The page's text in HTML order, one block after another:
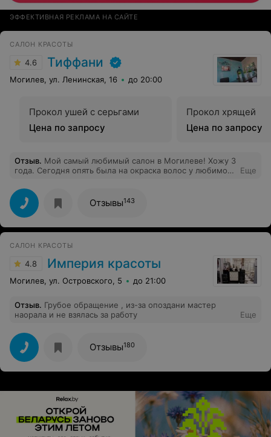
ЭФФЕКТИВНАЯ РЕКЛАМА НА САЙТЕ
САЛОН КРАСОТЫ
4.6 Тиффани
Могилев, ул. Ленинская, 16 до 20:00
Прокол ушей с серьгами
Цена по запросу
Прокол хрящей
Цена по запросу
Отзыв. Мой самый любимый салон в Могилеве! Хожу 3
года. Сегодня опять была на окраска волос у любимой
тёплая, отзывчивая, тактичная Виктория. Я всегда
остаюсь довольна результатом, ещё и общение и
тёплой обстановкой в салоне - все
доброжелательный, всегда подадут чай/кофе,
вкусняшки. Сама уютная обстановка в салоне -
Рекомендую!!!
Еще
Отзывы143
САЛОН КРАСОТЫ
4.8 Империя красоты
Могилев, ул. Островского, 5 до 21:00
Отзыв. Грубое обращение , из-за опоздани мастер
наорала и не взялась за работу
Еще
Отзывы180